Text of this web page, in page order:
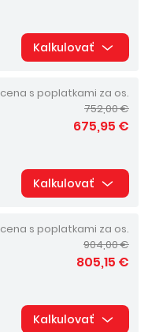
Kalkulovať
cena s poplatkami za os.
752,00 €
675,95 €
Kalkulovať
cena s poplatkami za os.
904,00 €
805,15 €
Kalkulovať